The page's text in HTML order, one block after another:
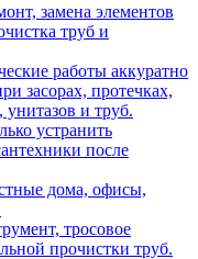
замена элементов
труб и
работы аккуратно
засорах, протечках,
и труб.
устранить
после
дома, офисы,
тросовое
прочистки труб.